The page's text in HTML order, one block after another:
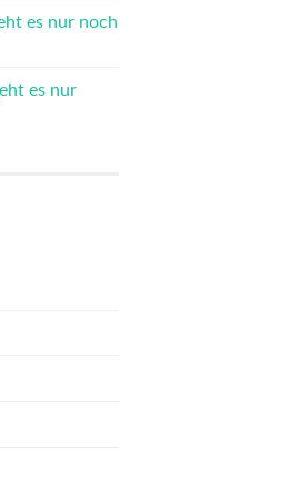
es nur noch
es nur